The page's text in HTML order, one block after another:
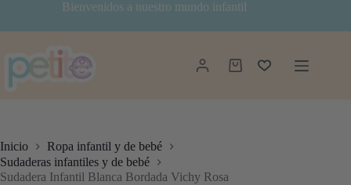
contenido
Bienvenidos a nuestro mundo infantil
Carro
Inicio
Ropa infantil y de bebé
Sudaderas infantiles y de bebé
Sudadera Infantil Blanca Bordada Vichy Rosa